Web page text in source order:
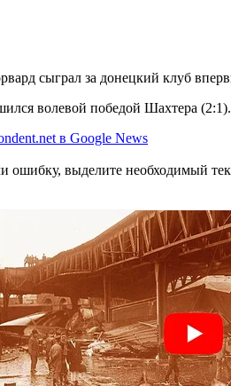
сыграл за донецкий клуб
волевой победой Шахтера (2:1).
в Google News
ошибку, выделите необходимый